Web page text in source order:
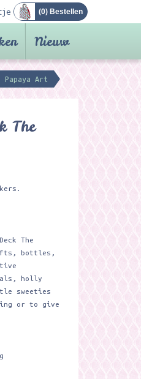
(0) Bestellen
Nieuw
Art
The
The
bottles,
holly
sweeties
or to give